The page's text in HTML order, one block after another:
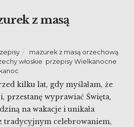
z masą
mazurek z masą orzechową
włoskie przepisy Wielkanocne
kilku lat, gdy myślałam, że
przestanę wyprawiać Święta,
na wakacje i unikała
tradycyjnym celebrowaniem,